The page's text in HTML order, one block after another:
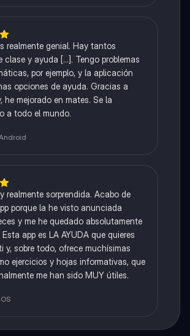
realmente genial. Hay tantos
clase y ayuda [...]. Tengo problemas
por ejemplo, y la aplicación
opciones de ayuda. Gracias a
he mejorado en mates. Se la
a todo el mundo.
realmente sorprendida. Acabo de
porque la he visto anunciada
y me he quedado absolutamente
app es LA AYUDA que quieres
y, sobre todo, ofrece muchísimas
ejercicios y hojas informativas, que
me han sido MUY útiles.